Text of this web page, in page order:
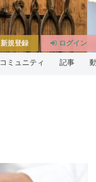
コミュニティ 記事
新規登録 ログイン